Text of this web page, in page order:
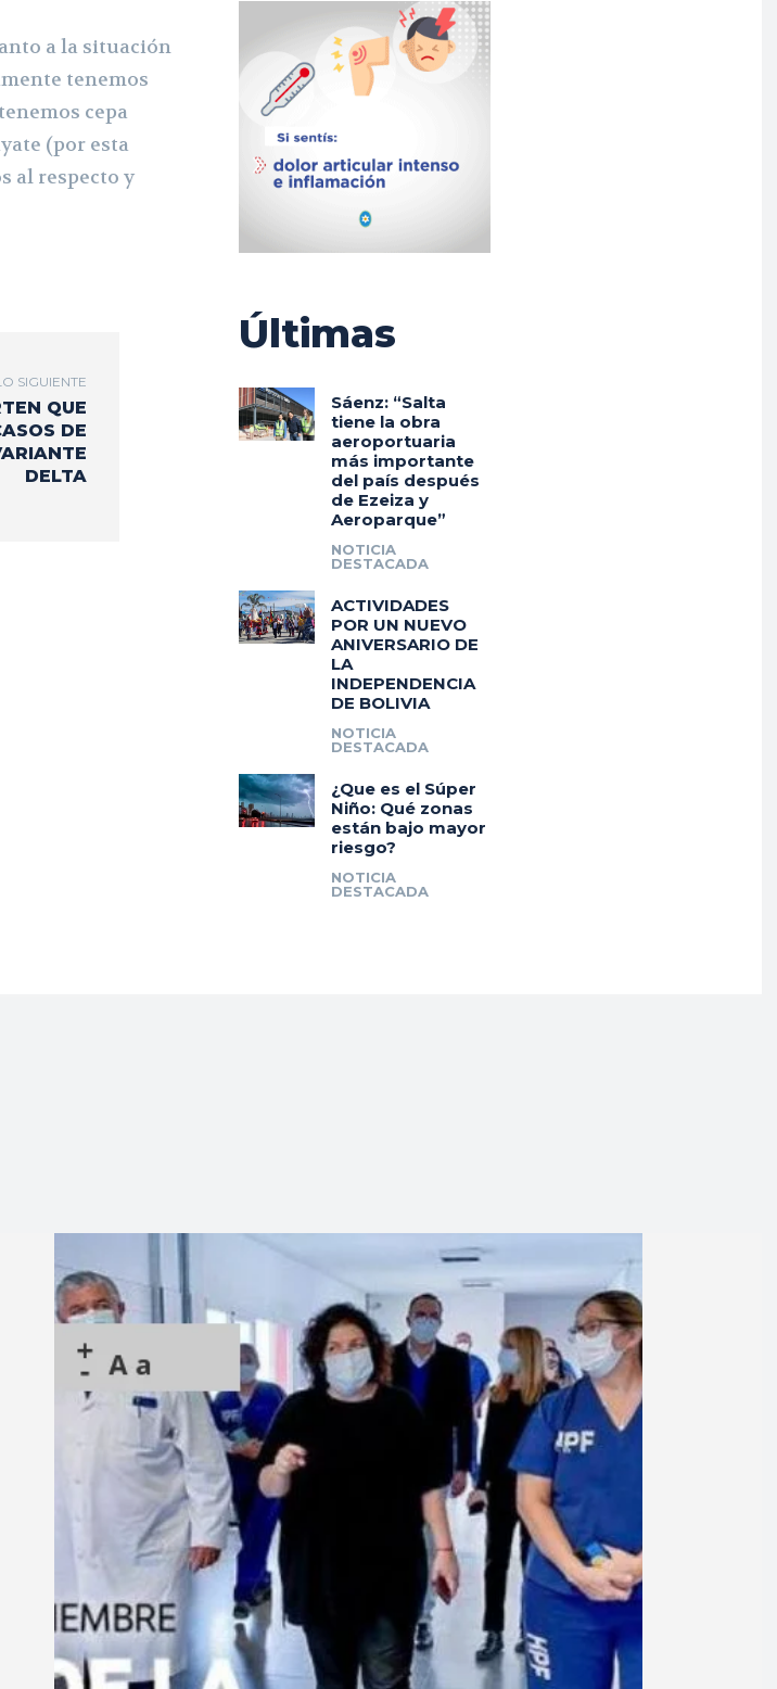
a la situación
tenemos
cepa
(por esta
al respecto y
SIGUIENTE
QUE
DE
DELTA
Últimas
Sáenz: “Salta
tiene la obra
aeroportuaria
más importante
del país después
de Ezeiza y
Aeroparque”
NOTICIA
DESTACADA
ACTIVIDADES
POR UN NUEVO
ANIVERSARIO DE
LA
INDEPENDENCIA
DE BOLIVIA
NOTICIA
DESTACADA
¿Que es el Súper
Niño: Qué zonas
están bajo mayor
riesgo?
NOTICIA
DESTACADA